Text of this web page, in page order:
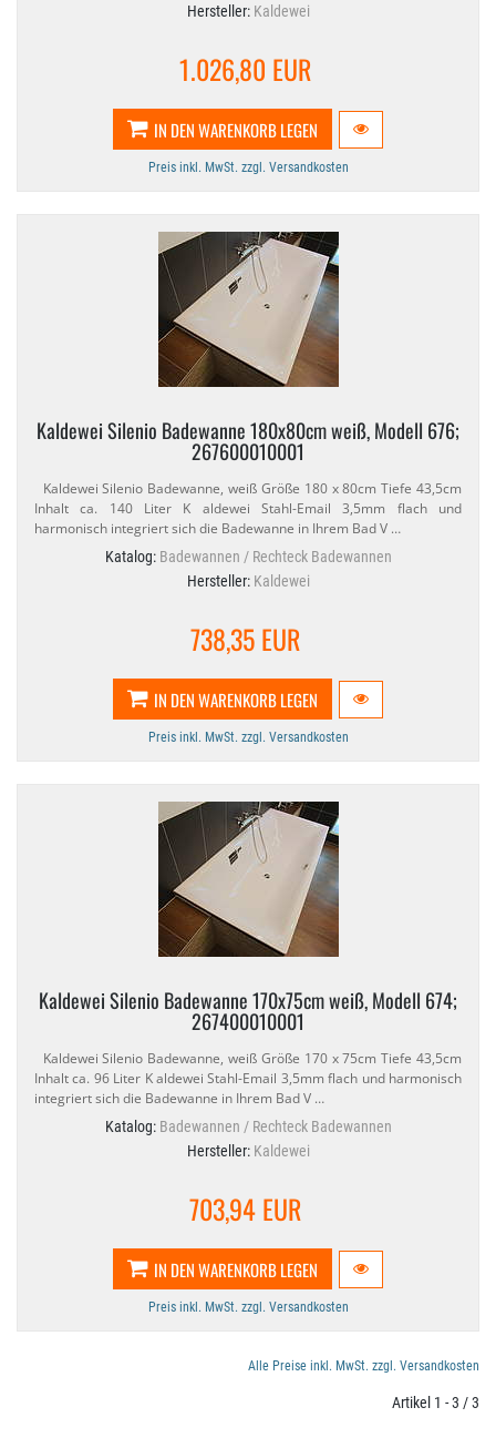
Hersteller: Kaldewei
1.026,80 EUR
IN DEN WARENKORB LEGEN
Preis inkl. MwSt. zzgl. Versandkosten
Kaldewei Silenio Badewanne 180x80cm weiß, Modell 676;
267600010001
Kaldewei Silenio Badewanne, weiß Größe 180 x 80cm Tiefe 43,​5cm
Inhalt ca. 140 Liter K aldewei Stahl-​Email 3,​5mm flach und
harmonisch integriert sich die Badewanne in Ihrem Bad V …
Katalog: Badewannen / Rechteck Badewannen
Hersteller: Kaldewei
738,35 EUR
IN DEN WARENKORB LEGEN
Preis inkl. MwSt. zzgl. Versandkosten
Kaldewei Silenio Badewanne 170x75cm weiß, Modell 674;
267400010001
Kaldewei Silenio Badewanne, weiß Größe 170 x 75cm Tiefe 43,​5cm
Inhalt ca. 96 Liter K aldewei Stahl-​Email 3,​5mm flach und harmonisch
integriert sich die Badewanne in Ihrem Bad V …
Katalog: Badewannen / Rechteck Badewannen
Hersteller: Kaldewei
703,94 EUR
IN DEN WARENKORB LEGEN
Preis inkl. MwSt. zzgl. Versandkosten
Alle Preise inkl. MwSt. zzgl. Versandkosten
Artikel 1 - 3 / 3